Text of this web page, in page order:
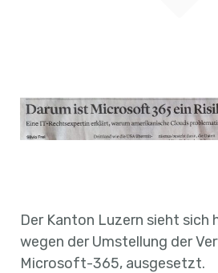
Der Kanton Luzern sieht sich
wegen der Umstellung der
Microsoft-365, ausgesetzt.